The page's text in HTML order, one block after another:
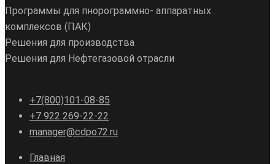
Программы для пнорограммно- аппаратных
комплексов (ПАК)
Решения для производства
Решения для Нефтегазовой отрасли
+7(800)101-08-85
+7 922 269-22-22
manager@cdpo72.ru
Главная